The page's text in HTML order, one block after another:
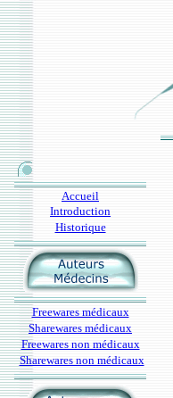
Accueil
Introduction
Historique
Freewares médicaux
Sharewares médicaux
Freewares non médicaux
Sharewares non médicaux